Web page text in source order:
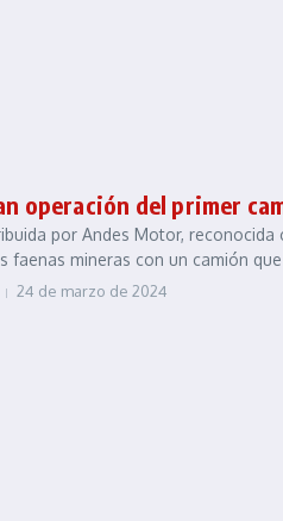
operación del primer
por Andes Motor,
faenas mineras con un camión
24 de marzo de 2024